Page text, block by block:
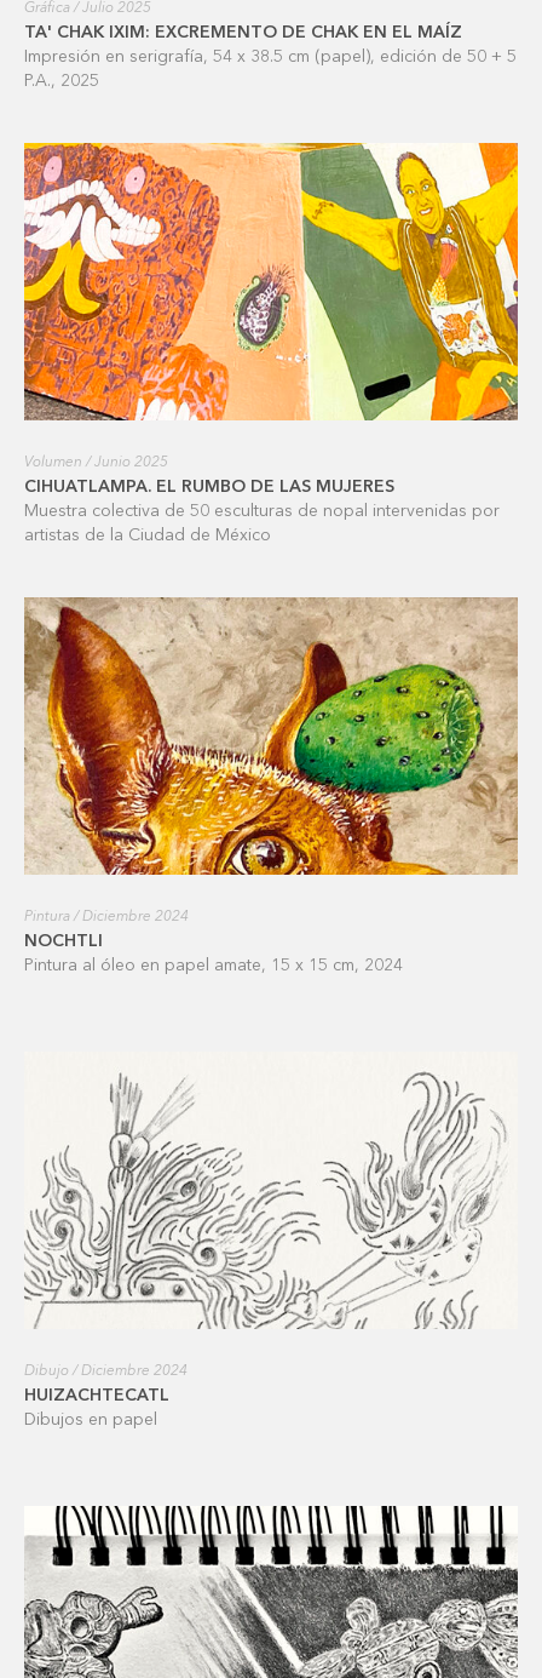
Gráfica / Julio 2025
TA' CHAK IXIM: EXCREMENTO DE CHAK EN EL MAÍZ
Impresión en serigrafía, 54 x 38.5 cm (papel), edición de 50 + 5
P.A., 2025
Volumen / Junio 2025
CIHUATLAMPA. EL RUMBO DE LAS MUJERES
Muestra colectiva de 50 esculturas de nopal intervenidas por
artistas de la Ciudad de México
Pintura / Diciembre 2024
NOCHTLI
Pintura al óleo en papel amate, 15 x 15 cm, 2024
Dibujo / Diciembre 2024
HUIZACHTECATL
Dibujos en papel